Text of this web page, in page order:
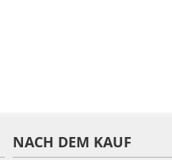
NACH DEM KAUF